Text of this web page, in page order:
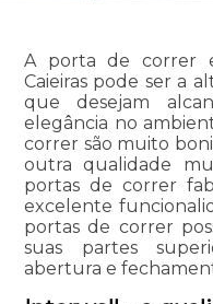
A porta de correr
Caieiras pode ser a
que desejam
elegância no
correr são muito
outra qualidade
portas de correr
excelente
portas de correr
suas partes
abertura e